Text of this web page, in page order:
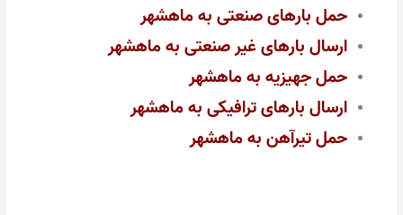
حمل بارهای صنعتی به ماهشهر
ارسال بارهای غیر صنعتی به ماهشهر
حمل جهیزیه به ماهشهر
ارسال بارهای ترافیکی به ماهشهر
حمل تیرآهن به ماهشهر